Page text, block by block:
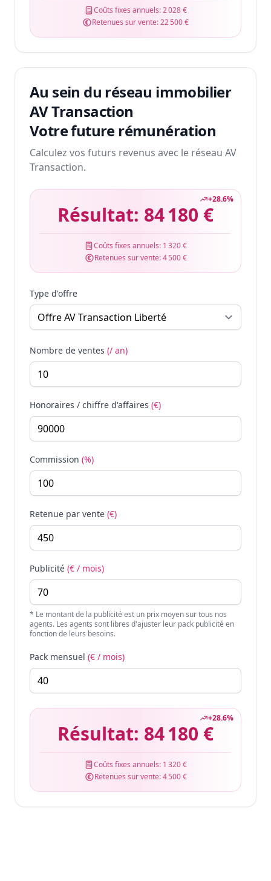
Coûts fixes annuels:2 028 €
Retenues sur vente:22 500 €
Au sein du réseau immobilier
AV Transaction
Votre future rémunération
Calculez vos futurs revenus avec le réseau AV
Transaction.
+28.6%
Résultat: 84 180 €
Coûts fixes annuels: 1 320 €
Retenues sur vente:4 500 €
Type d'offre
Nombre de ventes (/ an)
Honoraires / chiffre d'affaires (€)
Commission (%)
Retenue par vente (€)
Publicité (€ / mois)
* Le montant de la publicité est un prix moyen sur tous nos
agents. Les agents sont libres d'ajuster leur pack publicité en
fonction de leurs besoins.
Pack mensuel (€ / mois)
+28.6%
Résultat: 84 180 €
Coûts fixes annuels: 1 320 €
Retenues sur vente:4 500 €